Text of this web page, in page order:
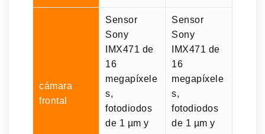
cámara
frontal
Sensor
Sony
IMX471 de
16
megapíxele
s,
fotodiodos
de 1 µm y
Sensor
Sony
IMX471 de
16
megapíxele
s,
fotodiodos
de 1 µm y